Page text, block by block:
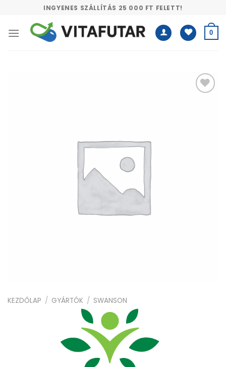
content
INGYENES SZÁLLÍTÁS 25 000 FT FELETT!
0
KEZDŐLAP / GYÁRTÓK / SWANSON